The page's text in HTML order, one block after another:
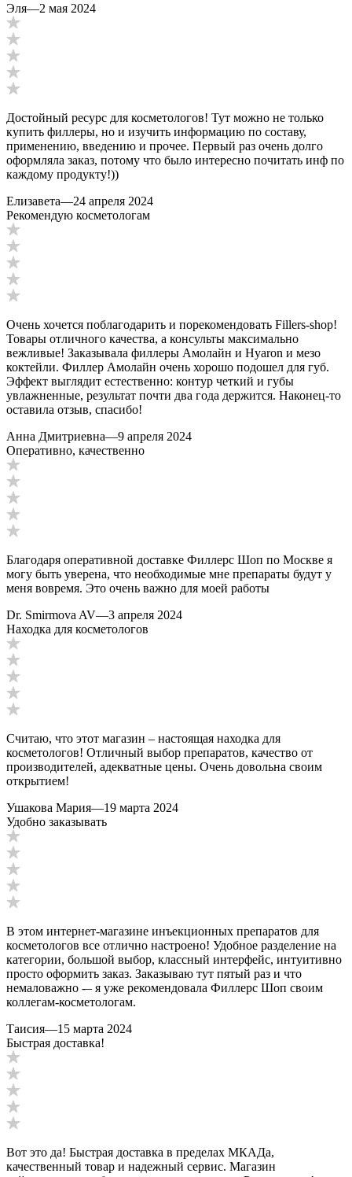
Эля—2 мая 2024
Достойный ресурс для косметологов! Тут можно не только
купить филлеры, но и изучить информацию по составу,
применению, введению и прочее. Первый раз очень долго
оформляла заказ, потому что было интересно почитать инф по
каждому продукту!))
Елизавета—24 апреля 2024
Рекомендую косметологам
Очень хочется поблагодарить и порекомендовать Fillers-shop!
Товары отличного качества, а консульты максимально
вежливые! Заказывала филлеры Амолайн и Hyaron и мезо
коктейли. Филлер Амолайн очень хорошо подошел для губ.
Эффект выглядит естественно: контур четкий и губы
увлажненные, результат почти два года держится. Наконец-то
оставила отзыв, спасибо!
Анна Дмитриевна—9 апреля 2024
Оперативно, качественно
Благодаря оперативной доставке Филлерс Шоп по Москве я
могу быть уверена, что необходимые мне препараты будут у
меня вовремя. Это очень важно для моей работы
Dr. Smirmova AV—3 апреля 2024
Находка для косметологов
Считаю, что этот магазин – настоящая находка для
косметологов! Отличный выбор препаратов, качество от
производителей, адекватные цены. Очень довольна своим
открытием!
Ушакова Мария—19 марта 2024
Удобно заказывать
В этом интернет-магазине инъекционных препаратов для
косметологов все отлично настроено! Удобное разделение на
категории, большой выбор, классный интерфейс, интуитивно
просто оформить заказ. Заказываю тут пятый раз и что
немаловажно -– я уже рекомендовала Филлерс Шоп своим
коллегам-косметологам.
Таисия—15 марта 2024
Быстрая доставка!
Вот это да! Быстрая доставка в пределах МКАДа,
качественный товар и надежный сервис. Магазин